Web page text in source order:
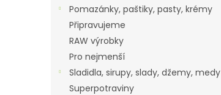
Pomazánky, paštiky, pasty, krémy
Připravujeme
RAW výrobky
Pro nejmenší
Sladidla, sirupy, slady, džemy, medy
Superpotraviny